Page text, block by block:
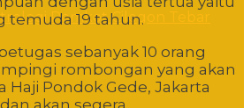
temuda 19 tahun.
sebanyak 10 orang
rombongan yang akan
Haji Pondok Gede, Jakarta
akan segera